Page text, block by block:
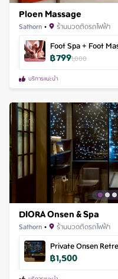
Ploen Massage
Sathorn• ร้านนวดติดรถไฟฟ้า
Foot Spa + Foot
Neck, shoulders
฿7991,000
บริการแนะนำ
DIORA Onsen & Spa
Sathorn• ร้านนวดติดรถไฟฟ้า
Private Onsen
฿1,500